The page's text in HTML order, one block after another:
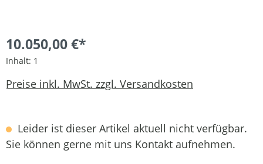
10.050,00 €*
Inhalt: 1
Preise inkl. MwSt. zzgl. Versandkosten
Leider ist dieser Artikel aktuell nicht verfügbar.
Sie können gerne mit uns Kontakt aufnehmen.